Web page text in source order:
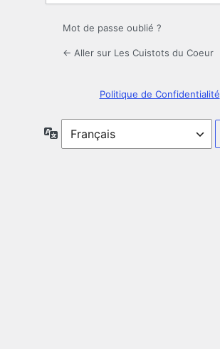
Mot de passe oublié ?
← Aller sur Les Cuistots du Coeur
Politique de Confidentialité
Langue